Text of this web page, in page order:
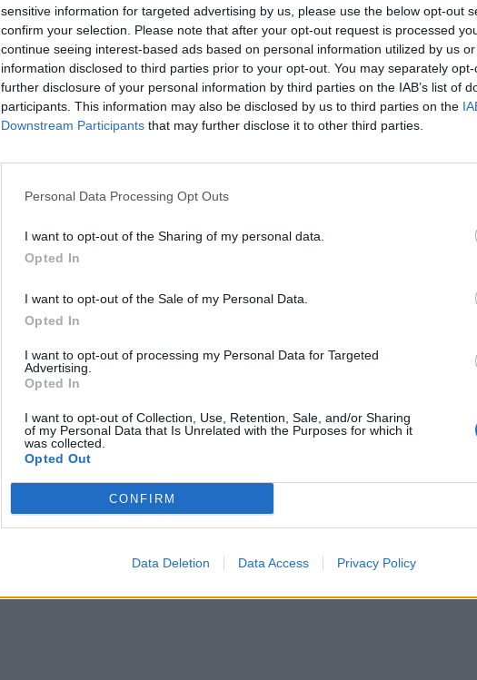
sensitive information for targeted advertising by us, please use the below opt-out
confirm your selection. Please note that after your opt-out request is processed
continue seeing interest-based ads based on personal information utilized by us
information disclosed to third parties prior to your opt-out. You may separately
further disclosure of your personal information by third parties on the IAB’s list of
participants. This information may also be disclosed by us to third parties on the
Downstream Participants that may further disclose it to other third parties.
Personal Data Processing Opt Outs
I want to opt-out of the Sharing of my personal data.
Opted In
I want to opt-out of the Sale of my Personal Data.
Opted In
I want to opt-out of processing my Personal Data for Targeted
Advertising.
Opted In
I want to opt-out of Collection, Use, Retention, Sale, and/or Sharing
of my Personal Data that Is Unrelated with the Purposes for which it
was collected.
Opted Out
CONFIRM
Data Deletion Data Access Privacy Policy
Trump, Meloni e la strategia